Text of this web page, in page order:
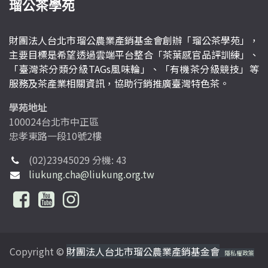
瑠公茶學苑
財團法人台北市瑠公農業產銷基金會創辦「瑠公茶學苑」，
主要目標是希望透過雲端平台整合「茶葉感官品評訓練」、
「臺灣茶分類分級TAGs風味輪」、「有機茶分級競技」等
服務及茶產業相關資訊，協助行銷推廣臺灣特色茶。
學苑地址
100024台北市中正區
忠孝東路一段10號2樓
(02)23945029 分機: 43
liukung.cha@liukung.org.tw
Copyright © 財團法人台北市瑠公農業產銷基金會 隱私權政策